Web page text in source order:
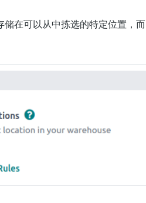
在可以从中拣选的特定位置，而